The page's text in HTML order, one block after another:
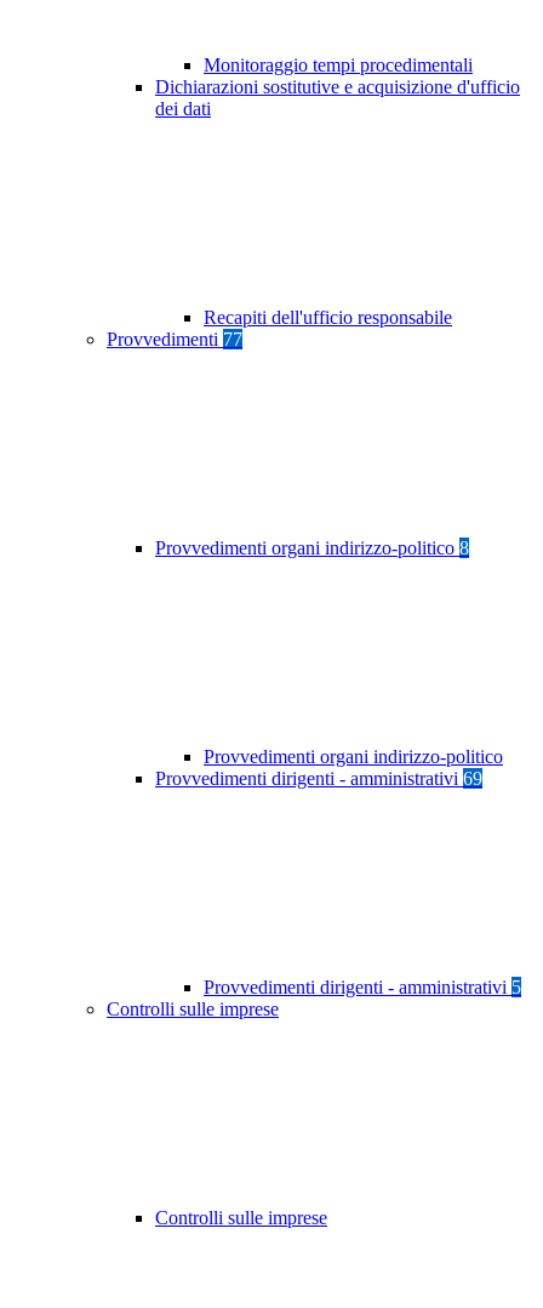
Monitoraggio tempi procedimentali
Dichiarazioni sostitutive e acquisizione d'ufficio
dei dati
Recapiti dell'ufficio responsabile
Provvedimenti 77
Provvedimenti organi indirizzo-politico 8
Provvedimenti organi indirizzo-politico
Provvedimenti dirigenti - amministrativi 69
Provvedimenti dirigenti - amministrativi 5
Controlli sulle imprese
Controlli sulle imprese